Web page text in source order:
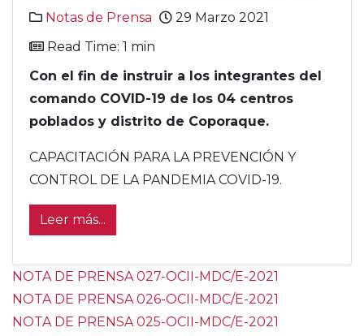
Notas de Prensa
29 Marzo 2021
Read Time: 1 min
Con el fin de instruir a los integrantes del
comando COVID-19 de los 04 centros
poblados y distrito de Coporaque.
CAPACITACIÓN PARA LA PREVENCIÓN Y
CONTROL DE LA PANDEMIA COVID-19.
Leer más...
NOTA DE PRENSA 027-OCII-MDC/E-2021
NOTA DE PRENSA 026-OCII-MDC/E-2021
NOTA DE PRENSA 025-OCII-MDC/E-2021